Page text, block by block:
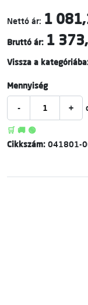
Nettó ár: 1
Bruttó ár: 1
Vissza a
Mennyiség
- +
🛒 🚚 🟢
Cikkszám: 041801-